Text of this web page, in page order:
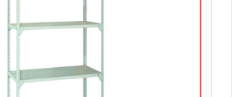
công nghiệp (Industrial Tablet)
nghiệp PDA (Mobile Computer)